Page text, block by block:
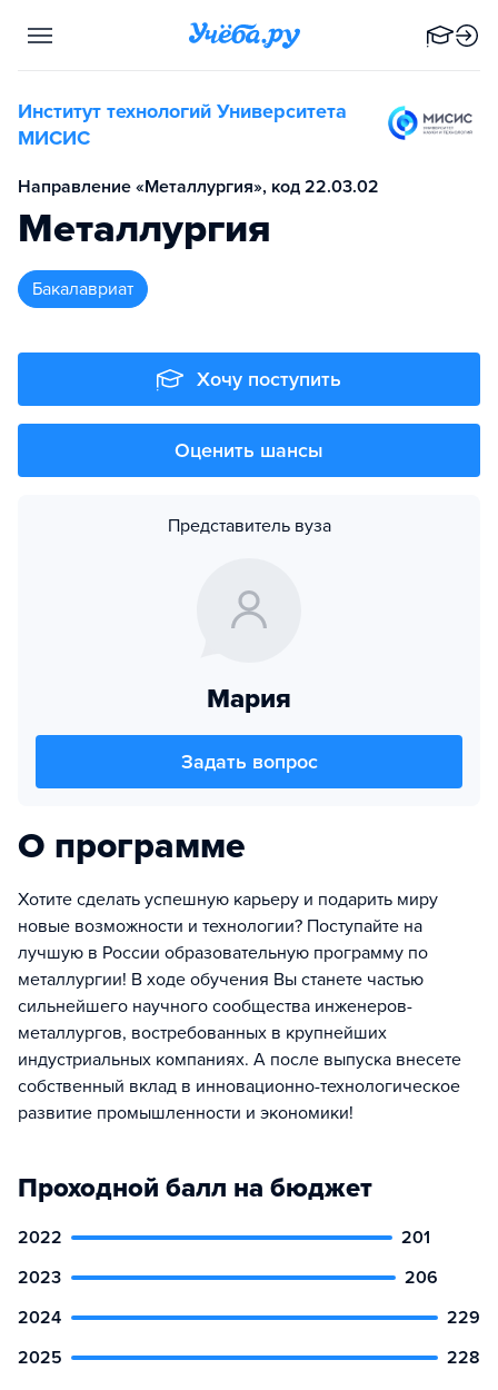
Институт технологий Университета
МИСИС
Направление «Металлургия», код 22.03.02
Металлургия
бакалавриат
Хочу поступить
Оценить шансы
Представитель вуза
Мария
Задать вопрос
О программе
Хотите сделать успешную карьеру и подарить миру
новые возможности и технологии? Поступайте на
лучшую в России образовательную программу по
металлургии! В ходе обучения Вы станете частью
сильнейшего научного сообщества инженеров-
металлургов, востребованных в крупнейших
индустриальных компаниях. А после выпуска внесете
собственный вклад в инновационно-технологическое
развитие промышленности и экономики!
Проходной балл на бюджет
2022
201
2023
206
2024
229
2025
228